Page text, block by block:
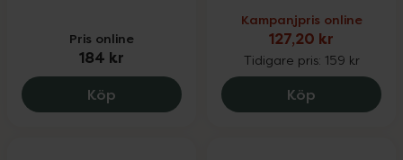
Pris online
184 kr
Köp Lumene CC Cream 2 Medium SPF 20,
Kampanjpris online
127,20 kr
Tidigare pris: 159 kr
Köp Ida Warg